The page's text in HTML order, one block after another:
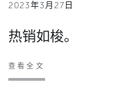
2023年3月27日
热销如梭。
查看全文